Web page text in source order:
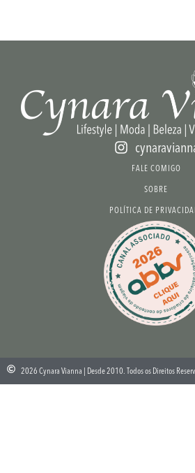
FALE COMIGO
SOBRE
POLÍTICA DE
2026 Cynara Vianna | Desde 2010. Todos os Direitos